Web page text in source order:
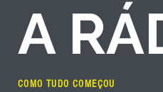
A
COMO TUDO COMEÇOU